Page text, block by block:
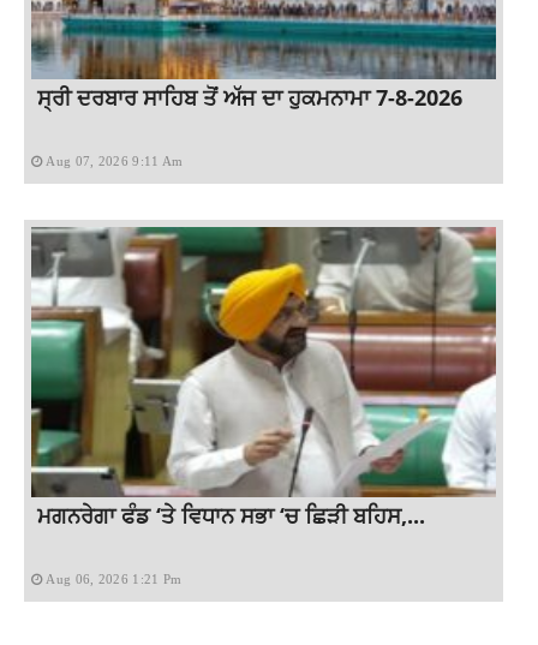
ਸ੍ਰੀ ਦਰਬਾਰ ਸਾਹਿਬ ਤੋਂ ਅੱਜ ਦਾ ਹੁਕਮਨਾਮਾ 7-8-2026
Aug 07, 2026 9:11 Am
ਮਗਨਰੇਗਾ ਫੰਡ ‘ਤੇ ਵਿਧਾਨ ਸਭਾ ‘ਚ ਛਿੜੀ ਬਹਿਸ,...
Aug 06, 2026 1:21 Pm